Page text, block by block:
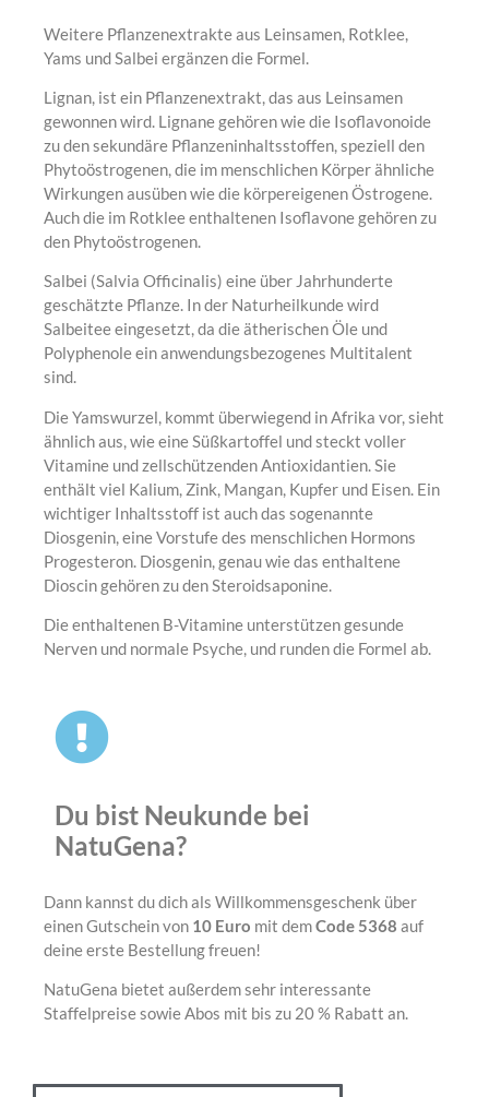
Weitere Pflanzenextrakte aus Leinsamen, Rotklee,
Yams und Salbei ergänzen die Formel.
Lignan, ist ein Pflanzenextrakt, das aus Leinsamen
gewonnen wird. Lignane gehören wie die Isoflavonoide
zu den sekundäre Pflanzeninhaltsstoffen, speziell den
Phytoöstrogenen, die im menschlichen Körper ähnliche
Wirkungen ausüben wie die körpereigenen Östrogene.
Auch die im Rotklee enthaltenen Isoflavone gehören zu
den Phytoöstrogenen.
Salbei (Salvia Officinalis) eine über Jahrhunderte
geschätzte Pflanze. In der Naturheilkunde wird
Salbeitee eingesetzt, da die ätherischen Öle und
Polyphenole ein anwendungsbezogenes Multitalent
sind.
Die Yamswurzel, kommt überwiegend in Afrika vor, sieht
ähnlich aus, wie eine Süßkartoffel und steckt voller
Vitamine und zellschützenden Antioxidantien. Sie
enthält viel Kalium, Zink, Mangan, Kupfer und Eisen. Ein
wichtiger Inhaltsstoff ist auch das sogenannte
Diosgenin, eine Vorstufe des menschlichen Hormons
Progesteron. Diosgenin, genau wie das enthaltene
Dioscin gehören zu den Steroidsaponine.
Die enthaltenen B-Vitamine unterstützen gesunde
Nerven und normale Psyche, und runden die Formel ab.
Du bist Neukunde bei
NatuGena?
Dann kannst du dich als Willkommensgeschenk über
einen Gutschein von 10 Euro mit demCode 5368 auf
deine erste Bestellung freuen!
NatuGena bietet außerdem sehr interessante
Staffelpreise sowie Abos mit bis zu 20 % Rabatt an.